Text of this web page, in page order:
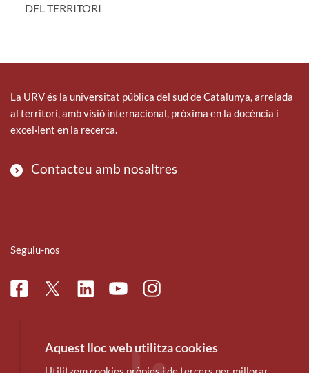
DEL TERRITORI
La URV és la universitat pública del sud de Catalunya, arrelada
al territori, amb visió internacional, pròxima en la docència i
excel·lent en la recerca.
Contacteu amb nosaltres
Seguiu-nos
FacebookTwitterLinkedinYoutubeInstagram
Aquest lloc web utilitza cookies